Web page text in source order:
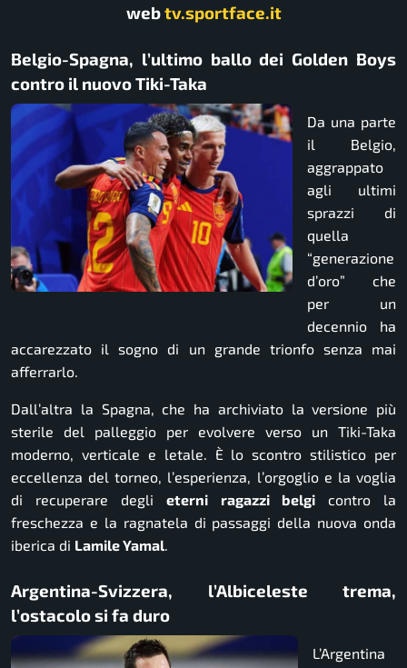
webtv.sportface.it
Belgio-Spagna, l’ultimo ballo dei Golden Boys
contro il nuovo Tiki-Taka
Da una parte
il Belgio,
aggrappato
agli ultimi
sprazzi di
quella
“generazione
d’oro” che
per un
decennio ha
accarezzato il sogno di un grande trionfo senza mai
afferrarlo.
Dall’altra la Spagna, che ha archiviato la versione più
sterile del palleggio per evolvere verso un Tiki-Taka
moderno, verticale e letale. È lo scontro stilistico per
eccellenza del torneo, l’esperienza, l’orgoglio e la voglia
di recuperare deglieterni ragazzi belgicontro la
freschezza e la ragnatela di passaggi della nuova onda
iberica di Lamile Yamal
Argentina-Svizzera, l’Albiceleste trema,
l’ostacolo si fa duro
L’Argentina